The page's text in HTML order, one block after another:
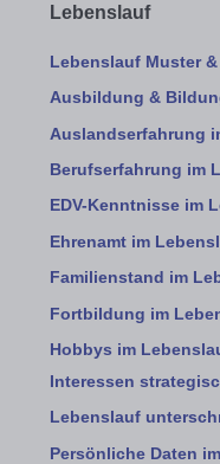
Lebenslauf
Lebenslauf Muster
Ausbildung &
Auslandserfahrung
Berufserfahrung im
EDV-Kenntnisse im
Ehrenamt im
Familienstand im
Fortbildung im
Hobbys im
Interessen
Lebenslauf
Persönliche Daten